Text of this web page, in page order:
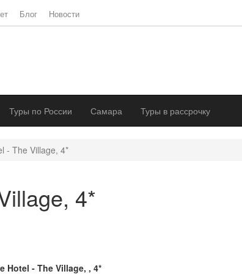
Блог Новости
Туры по России Самара Туры в рассрочку
- The Village, 4*
4*
Hotel - The Village, , 4*